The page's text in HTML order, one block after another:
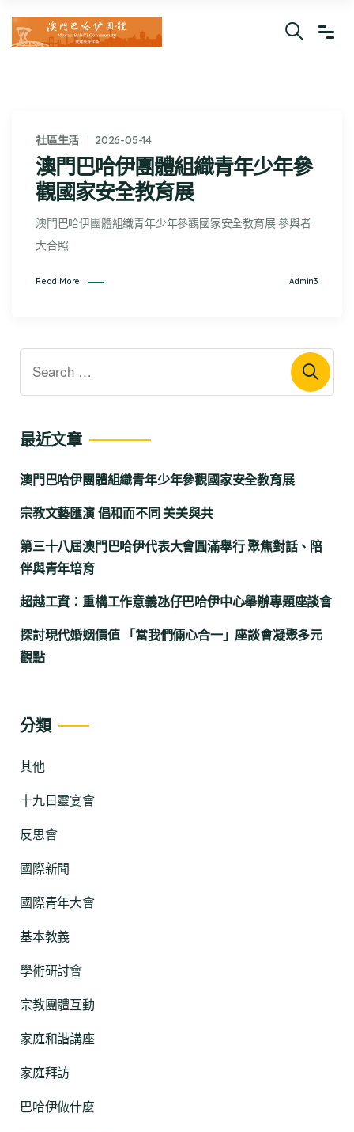
社區生活 2026-05-14
澳門巴哈伊團體組織青年少年參
觀國家安全教育展
澳門巴哈伊團體組織青年少年參觀國家安全教育展 參與者
大合照
Read More Admin3
最近文章
澳門巴哈伊團體組織青年少年參觀國家安全教育展
宗教文藝匯演 倡和而不同 美美與共
第三十八屆澳門巴哈伊代表大會圓滿舉行 聚焦對話、陪
伴與青年培育
超越工資：重構工作意義氹仔巴哈伊中心舉辦專題座談會
探討現代婚姻價值 「當我們倆心合一」座談會凝聚多元
觀點
分類
其他
十九日靈宴會
反思會
國際新聞
國際青年大會
基本教義
學術研討會
宗教團體互動
家庭和諧講座
家庭拜訪
巴哈伊做什麼